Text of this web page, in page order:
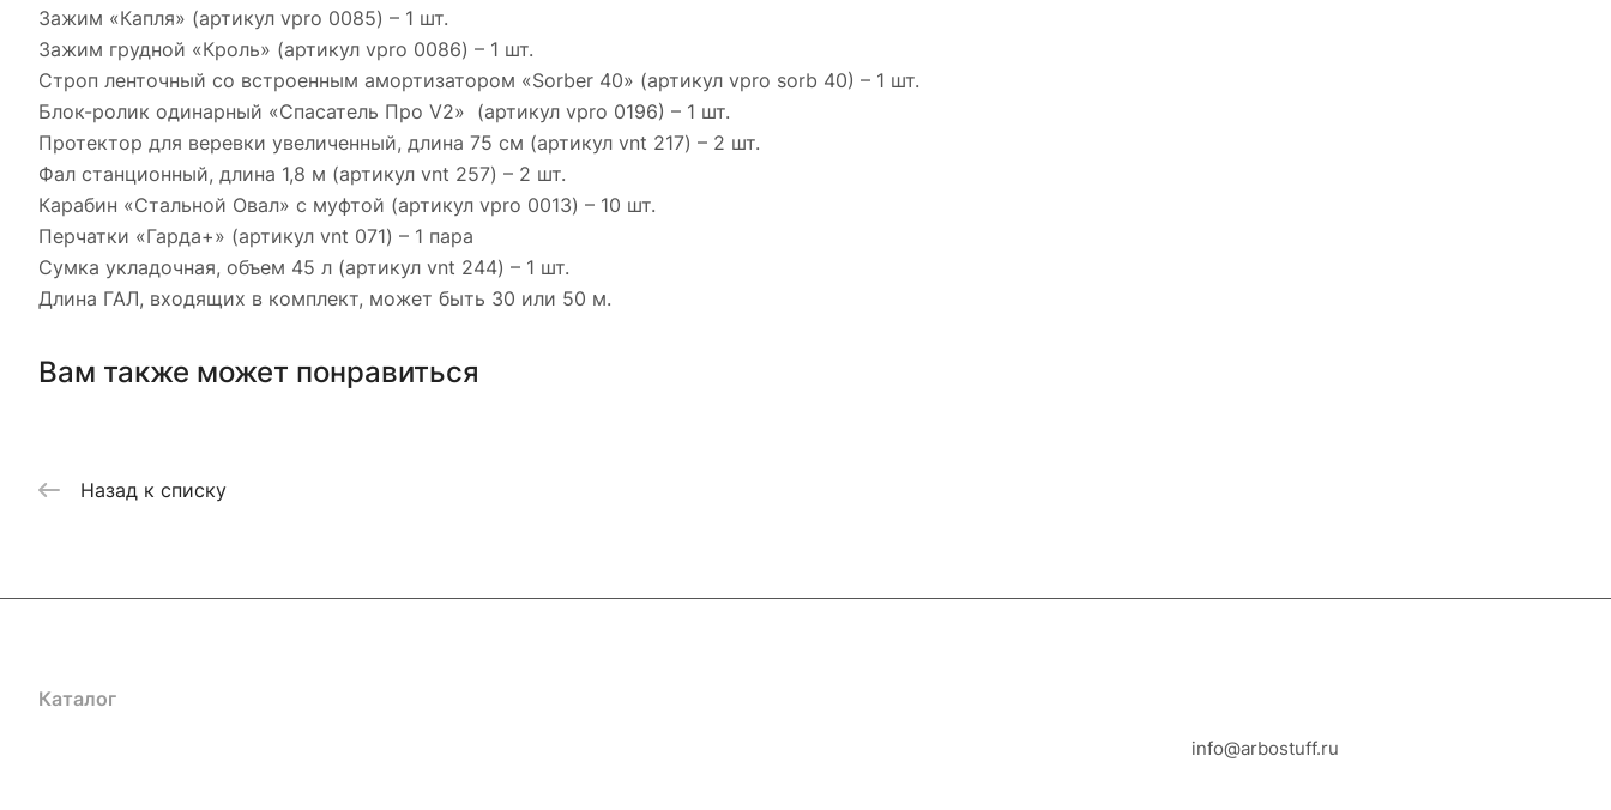
Зажим «Капля» (артикул vpro 0085) – 1 шт.
Зажим грудной «Кроль» (артикул vpro 0086) – 1 шт.
Строп ленточный со встроенным амортизатором «Sorber 40» (артикул vpro sorb 40) – 1 шт.
Блок-ролик одинарный «Спасатель Про V2» (артикул vpro 0196) – 1 шт.
Протектор для веревки увеличенный, длина 75 см (артикул vnt 217) – 2 шт.
Фал станционный, длина 1,8 м (артикул vnt 257) – 2 шт.
Карабин «Стальной Овал» с муфтой (артикул vpro 0013) – 10 шт.
Перчатки «Гарда+» (артикул vnt 071) – 1 пара
Сумка укладочная, объем 45 л (артикул vnt 244) – 1 шт.
Длина ГАЛ, входящих в комплект, может быть 30 или 50 м.
Вам также может понравиться
Назад к списку
Каталог
info@arbostuff.ru